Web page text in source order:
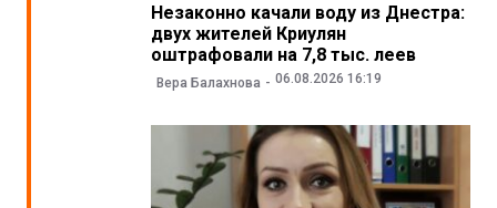
Незаконно качали воду из Днестра:
двух жителей Криулян
оштрафовали на 7,8 тыс. леев
Вера Балахнова 06.08.2026 16:19